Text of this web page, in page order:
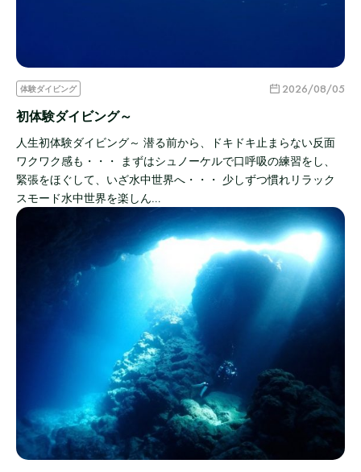
体験ダイビング 2026/08/05
初体験ダイビング～
人生初体験ダイビング～ 潜る前から、ドキドキ止まらない反面
ワクワク感も・・・ まずはシュノーケルで口呼吸の練習をし、
緊張をほぐして、いざ水中世界へ・・・ 少しずつ慣れリラック
スモード水中世界を楽しん…